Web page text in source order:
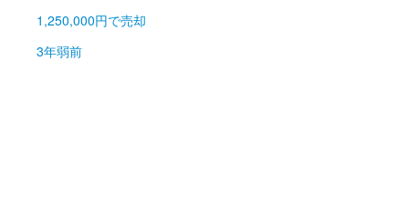
1,250,000円で売却
3年弱前